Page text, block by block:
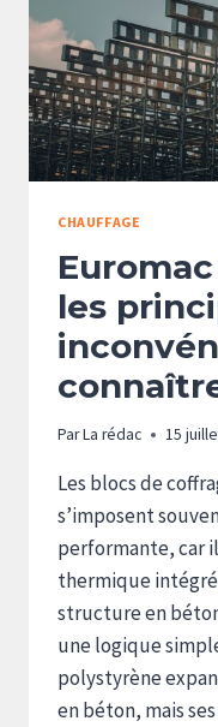
CHAUFFAGE
les
ParLa rédac 15
Les blocs de
s’imposent
performante, car
thermique
structure en
une logique
polystyrène
en béton, mais